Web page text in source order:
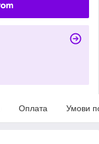
Оплата Умови